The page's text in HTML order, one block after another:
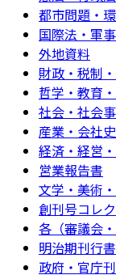
都市問題・
国際法・軍
外地資料
財政・税制
哲学・教育
社会・社会
産業・会社史
経済・経営
営業報告書
文学・美術
創刊号コレ
各（審議会
明治期刊行書
政府・官庁